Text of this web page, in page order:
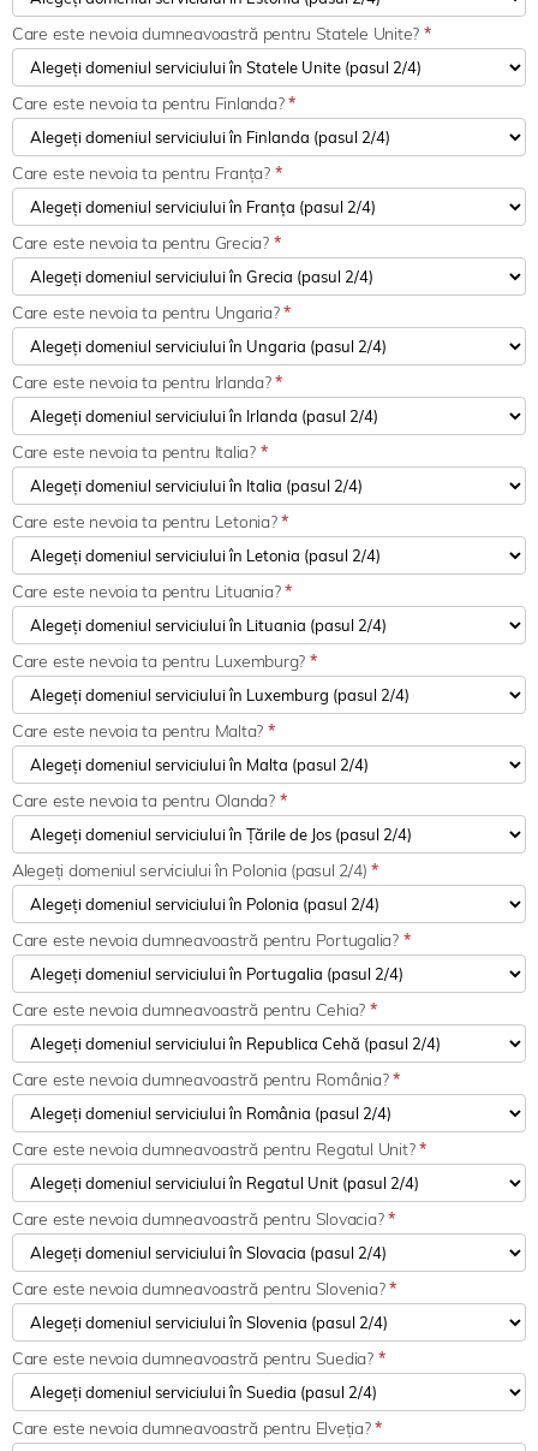
Care este nevoia dumneavoastră pentru Statele Unite? *
Care este nevoia ta pentru Finlanda?*
Care este nevoia ta pentru Franța? *
Care este nevoia ta pentru Grecia? *
Care este nevoia ta pentru Ungaria?*
Care este nevoia ta pentru Irlanda?*
Care este nevoia ta pentru Italia? *
Care este nevoia ta pentru Letonia?*
Care este nevoia ta pentru Lituania?*
Care este nevoia ta pentru Luxemburg? *
Care este nevoia ta pentru Malta? *
Care este nevoia ta pentru Olanda? *
Alegeți domeniul serviciului în Polonia (pasul 2/4) *
Care este nevoia dumneavoastră pentru Portugalia? *
Care este nevoia dumneavoastră pentru Cehia? *
Care este nevoia dumneavoastră pentru România?*
Care este nevoia dumneavoastră pentru Regatul Unit?*
Care este nevoia dumneavoastră pentru Slovacia?*
Care este nevoia dumneavoastră pentru Slovenia?*
Care este nevoia dumneavoastră pentru Suedia? *
Care este nevoia dumneavoastră pentru Elveția?*